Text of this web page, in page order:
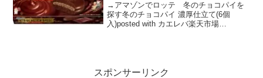
→アマゾンでロッテ 冬のチョコパイを
探す冬のチョコパイ 濃厚仕立て(6個
入)posted with カエレバ楽天市場
スポンサーリンク